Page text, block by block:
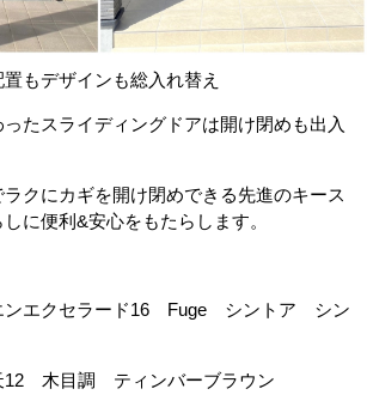
もデザインも総入れ替え
たスライディングドアは開け閉めも出入
クにカギを開け閉めできる先進のキース
に便利&安心をもたらします。
ンエクセラード16 Fuge シントア シン
木目調 ティンバーブラウン